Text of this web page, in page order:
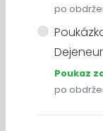
po
Poukaz
po